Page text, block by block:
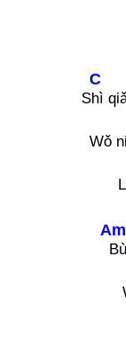
S
C
hì
Wǒ
Am